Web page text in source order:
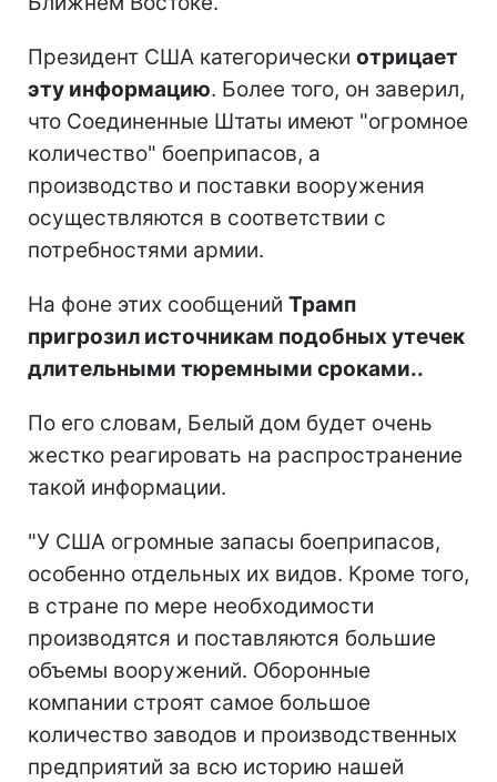
Президент США категорически отрицает
эту информацию. Более того, он заверил,
что Соединенные Штаты имеют "огромное
количество" боеприпасов, а
производство и поставки вооружения
осуществляются в соответствии с
потребностями армии.
На фоне этих сообщений Трамп
пригрозил источникам подобных утечек
длительными тюремными сроками..
По его словам, Белый дом будет очень
жестко реагировать на распространение
такой информации.
"У США огромные запасы боеприпасов,
особенно отдельных их видов. Кроме того,
в стране по мере необходимости
производятся и поставляются большие
объемы вооружений. Оборонные
компании строят самое большое
количество заводов и производственных
предприятий за всю историю нашей